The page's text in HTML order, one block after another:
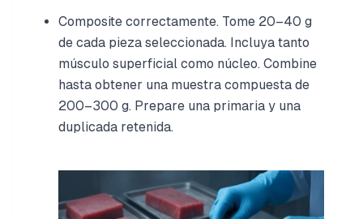
Composite correctamente. Tome 20–40 g
de cada pieza seleccionada. Incluya tanto
músculo superficial como núcleo. Combine
hasta obtener una muestra compuesta de
200–300 g. Prepare una primaria y una
duplicada retenida.